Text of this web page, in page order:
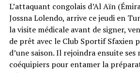
L’attaquant congolais d’Al Aïn
Jossna Lolendo, arrive ce jeudi en
la visite médicale avant de signer,
de prêt avec le Club Sportif Sfaxien
d’une saison. Il rejoindra ensuite ses
coéquipiers pour entamer la